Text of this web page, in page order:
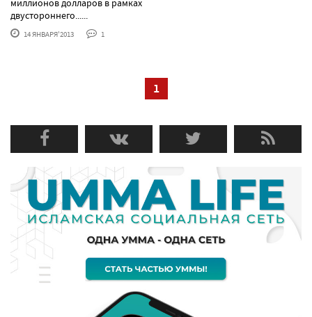
двустороннего......
14 ЯНВАРЯ'2013 1
1